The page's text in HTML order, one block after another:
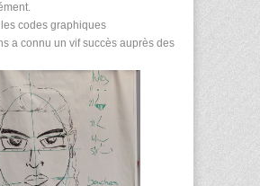
codes graphiques
a connu un vif succès auprès des